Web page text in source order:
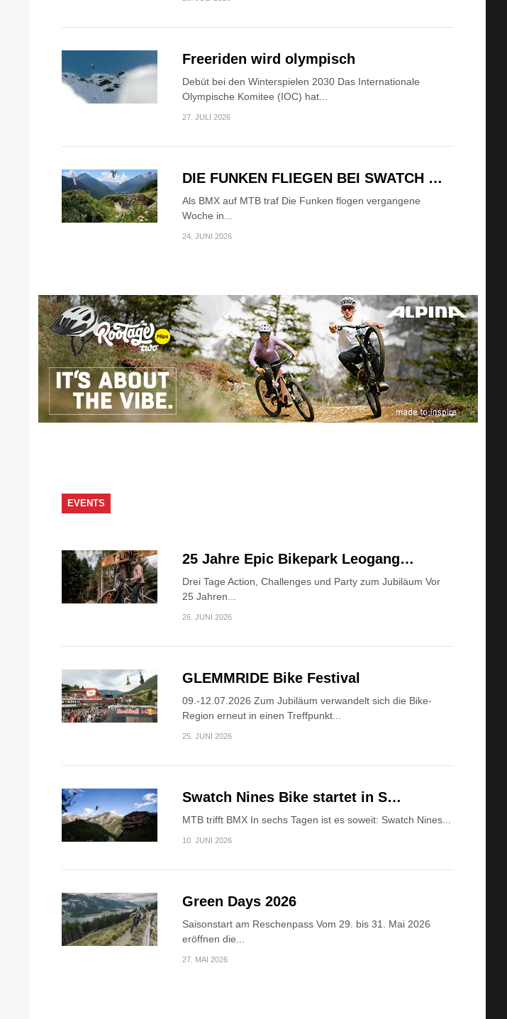
Freeriden wird olympisch
Debüt bei den Winterspielen 2030 Das Internationale
Olympische Komitee (IOC) hat...
27. JULI 2026
DIE FUNKEN FLIEGEN BEI SWATCH …
Als BMX auf MTB traf Die Funken flogen vergangene
Woche in...
24. JUNI 2026
EVENTS
25 Jahre Epic Bikepark Leogang…
Drei Tage Action, Challenges und Party zum Jubiläum Vor
25 Jahren...
26. JUNI 2026
GLEMMRIDE Bike Festival
09.-12.07.2026 Zum Jubiläum verwandelt sich die Bike-
Region erneut in einen Treffpunkt...
25. JUNI 2026
Swatch Nines Bike startet in S…
MTB trifft BMX In sechs Tagen ist es soweit: Swatch Nines...
10. JUNI 2026
Green Days 2026
Saisonstart am Reschenpass Vom 29. bis 31. Mai 2026
eröffnen die...
27. MAI 2026